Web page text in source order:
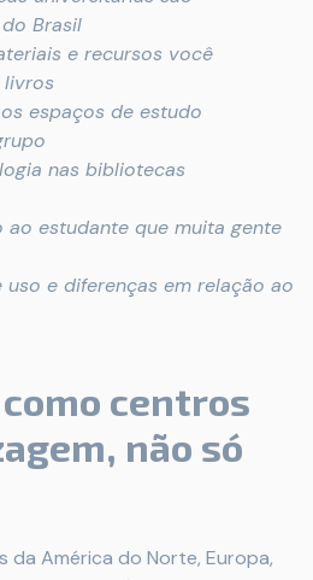
Brasil
e recursos você
espaços de estudo
nas bibliotecas
ao estudante que muita gente
uso e diferenças em relação ao
centros
não só
da América do Norte, Europa,